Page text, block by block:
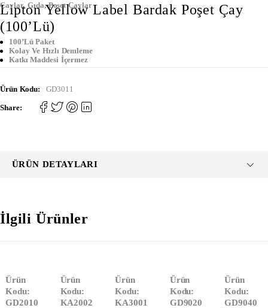
Çaylar,Gıda,Poşet Çaylar
Lipton Yellow Label Bardak Poşet Çay
(100’lü)
100’lü Paket
Kolay Ve Hızlı Demleme
Katkı Maddesi İçermez
Ürün Kodu: GD3011
Share:
ÜRÜN DETAYLARI
İlgili Ürünler
Ürün
Kodu:
GD2010
Ürün
Kodu:
KA2002
Ürün
Kodu:
KA3001
Ürün
Kodu:
GD9020
Ürün
Kodu:
GD9040